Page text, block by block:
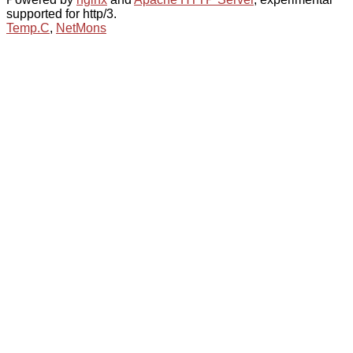
supported for http/3.
Temp.C, NetMons